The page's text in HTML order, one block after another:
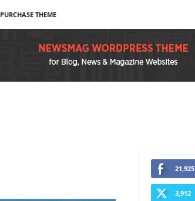
PURCHASE THEME
21,925
3,912